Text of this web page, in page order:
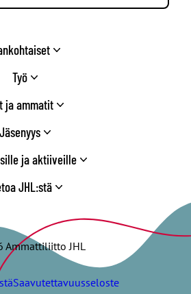
Työ
ja ammatit
Jäsenyys
ja aktiiveille
JHL:stä
JHL
Saavutettavuusseloste